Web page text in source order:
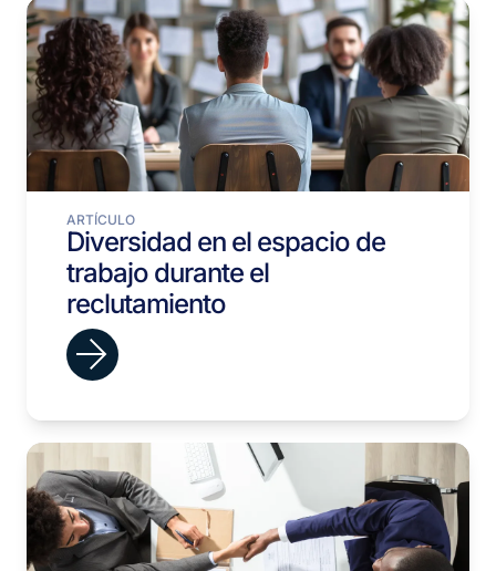
ARTÍCULO
Diversidad en el espacio de
trabajo durante el
reclutamiento